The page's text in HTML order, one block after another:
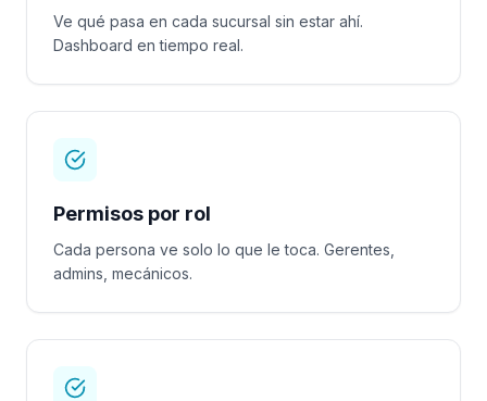
Ve qué pasa en cada sucursal sin estar ahí.
Dashboard en tiempo real.
Permisos por rol
Cada persona ve solo lo que le toca. Gerentes,
admins, mecánicos.